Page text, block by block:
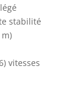
stabilité
vitesses